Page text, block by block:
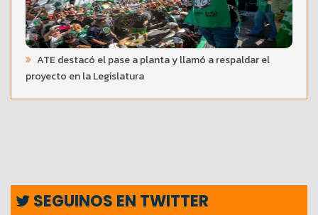
ATE destacó el pase a planta y llamó a respaldar el
proyecto en la Legislatura
SEGUINOS EN TWITTER